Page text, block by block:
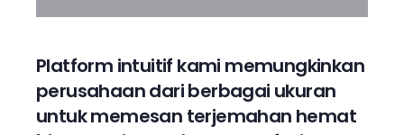
Platform intuitif kami memungkinkan
perusahaan dari berbagai ukuran
untuk memesan terjemahan hemat